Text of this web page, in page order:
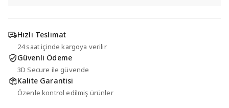
Hızlı Teslimat
24 saat içinde kargoya verilir
Güvenli Ödeme
3D Secure ile güvende
Kalite Garantisi
Özenle kontrol edilmiş ürünler